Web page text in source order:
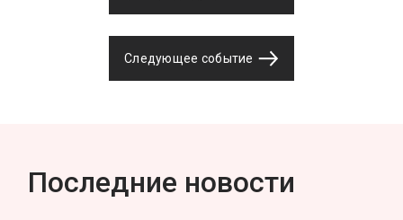
Следующее событие
Последние новости